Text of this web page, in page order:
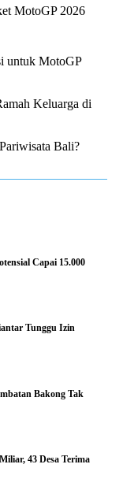
MotoGP 2026
untuk MotoGP
Keluarga di
Bali?
Capai 15.000
Tunggu Izin
Bakong Tak
43 Desa Terima